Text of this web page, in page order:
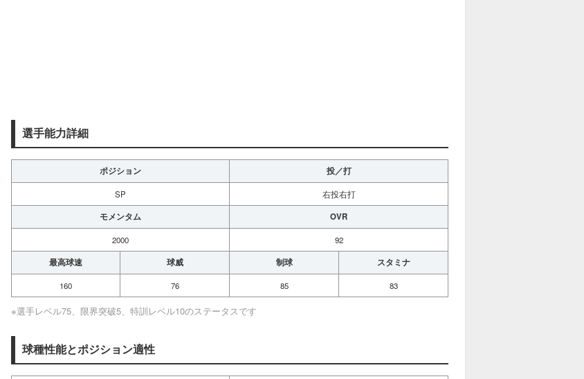
選手能力詳細
ポジション 投／打
SP 右投右打
モメンタム OVR
2000 92
最高球速 球威 制球 スタミナ
160 76 85 83
※選手レベル75、限界突破5、特訓レベル10のステータスです
球種性能とポジション適性